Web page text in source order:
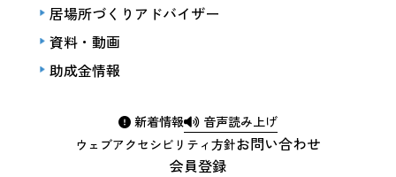
新着情報 音声読み上げ
会員登録
お問い合わせ
ウェブアクセシビリティ方針
居場所づくりアドバイザー
資料・動画
助成金情報